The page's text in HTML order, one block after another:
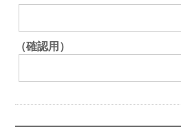
（確認用）